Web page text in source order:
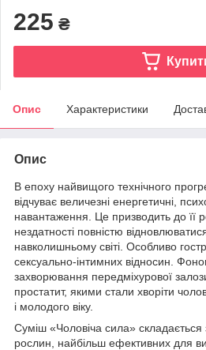
225 ₴
Опис Характеристики
Опис
В епоху найвищого технічного
відчуває величезні енергетичні,
навантаження. Це призводить до її
нездатності повністю
навколишньому світі. Особливо
сексуально-інтимних відносин.
захворювання передміхурової
простатит, якими стали хворіти
і молодого віку.
Суміш «Чоловіча сила» складається
рослин, найбільш ефективних для